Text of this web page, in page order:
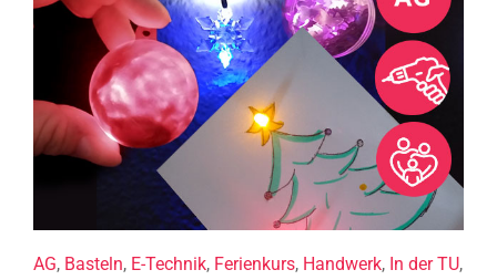
AG, Basteln, E-Technik, Ferienkurs, Handwerk, In der TU,